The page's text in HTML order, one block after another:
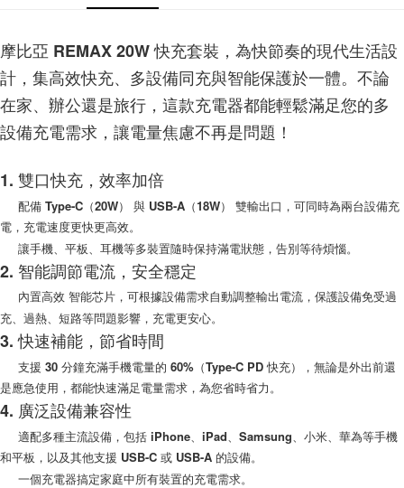
AFTEE先享後付是「在收到商品之後才付款」的支付方式。 讓您購物簡單
２．便利：只要手機號碼，簡訊認證，即可結帳。
３．安心：先確認商品／服務後，再付款。
【「AFTEE先享後付」結帳流程】
結帳頁面，進行簡訊認證並確認金額後，即可完成結帳。
３．收到繳費通知簡訊後14天內，點擊此簡訊中的連結，可透過四大超商／
ATM／網路銀行／等多元方式進行付款，方視為交易完成。
※ 請注意：結帳手續完成當下不需立刻繳費，但若您需要取消訂單，請聯絡
購買商品的店家。未經商家同意取消之訂單仍視為有效，需透過AFTEE先享
後付繳納相關費用。
※ 交易是否成功請以「AFTEE先享後付 」之結帳頁面顯示為準，若有關於
是否繳費成功／繳費後需取消欲退款等相關疑問，請聯繫「AFTEE先享後付
客戶支援中心」
https://netprotections.freshdesk.com/support/home
【注意事項】
１．透過由恩沛科技股份有限公司提供之「AFTEE先享後付」服務完成之交
易，需依本服務之必要範圍內提供個人資料，並將交易相關給付款項請求債
權轉讓予恩沛科技股份有限公司。
２．關於個人資料處理事宜，請瀏覽以下網址：
https://aftee.tw/terms/#terms3
３．未成年的使用者請事先徵得法定代理人或監護人之同意方可使用
「AFTEE先享後付」，若未經同意申辦者引起之損失，本公司不負相關責
任。
４．使用「AFTEE先享後付」時，將依據個別帳號之用戶狀況，依本公司即
時審查核予不同之上限額度；若仍有額度不足之情形，本公司將視審查結果
運送方式
付款後全家取貨
每筆NT$60，滿NT$999(含以上)免運費
付款後7-11取貨
每筆NT$100，滿NT$999(含以上)免運費
(郵局)離島宅配
每筆NT$200，滿NT$1,500(含以上)免運費
摩比亞 REMAX 20W 快充套裝，為快節奏的現代生活設
計，集高效快充、多設備同充與智能保護於一體。不論
在家、辦公還是旅行，這款充電器都能輕鬆滿足您的多
設備充電需求，讓電量焦慮不再是問題！
1. 雙口快充，效率加倍
配備 Type-C（20W） 與 USB-A（18W） 雙輸出口，可同時為兩台設備充
電，充電速度更快更高效。
讓手機、平板、耳機等多裝置隨時保持滿電狀態，告別等待煩惱。
2. 智能調節電流，安全穩定
內置高效 智能芯片，可根據設備需求自動調整輸出電流，保護設備免受過
充、過熱、短路等問題影響，充電更安心。
3. 快速補能，節省時間
支援 30 分鐘充滿手機電量的 60%（Type-C PD 快充），無論是外出前還
是應急使用，都能快速滿足電量需求，為您省時省力。
4. 廣泛設備兼容性
適配多種主流設備，包括 iPhone、iPad、Samsung、小米、華為等手機
和平板，以及其他支援 USB-C 或 USB-A 的設備。
一個充電器搞定家庭中所有裝置的充電需求。